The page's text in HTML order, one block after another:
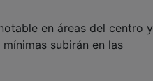
en áreas del centro y
subirán en las